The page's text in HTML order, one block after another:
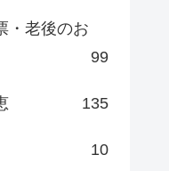
・老後のお
99
135
10